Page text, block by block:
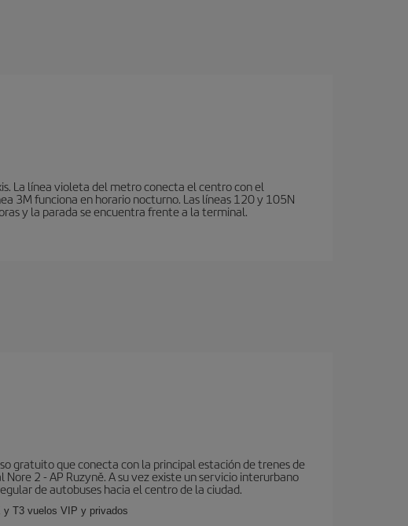
La línea violeta del metro conecta el centro con el
3M funciona en horario nocturno. Las líneas 120 y 105N
y la parada se encuentra frente a la terminal.
gratuito que conecta con la principal estación de trenes de
2 - AP Ruzyně. A su vez existe un servicio interurbano
de autobuses hacia el centro de la ciudad.
y T3 vuelos VIP y privados